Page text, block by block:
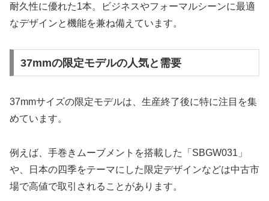
耐久性に優れた1本。ビジネスやフォーマルシーンに最適
なデザインと機能を兼ね備えています。
37mmの限定モデルの人気と需要
37mmサイズの限定モデルは、生産終了後に特に注目を集
めています。
例えば、手巻きムーブメントを搭載した「SBGW031」
や、日本の四季をテーマにした限定デザインなどは中古市
場で高値で取引されることがあります。